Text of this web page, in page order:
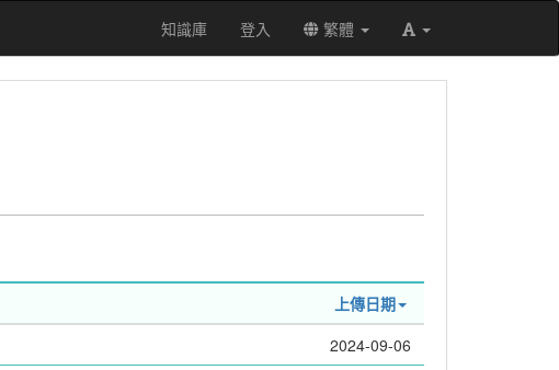
知識庫 登入 繁體
上傳日期
2024-09-06